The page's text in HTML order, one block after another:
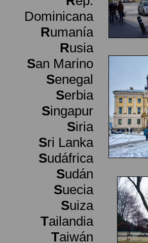
Dominicana
Rumanía
Rusia
San Marino
Senegal
Serbia
Singapur
Siria
Sri Lanka
Sudáfrica
Sudán
Suecia
Suiza
Tailandia
Taiwán